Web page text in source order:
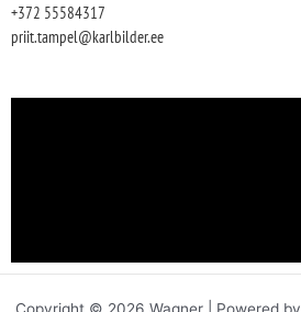
+372 55584317
priit.tampel@karlbilder.ee